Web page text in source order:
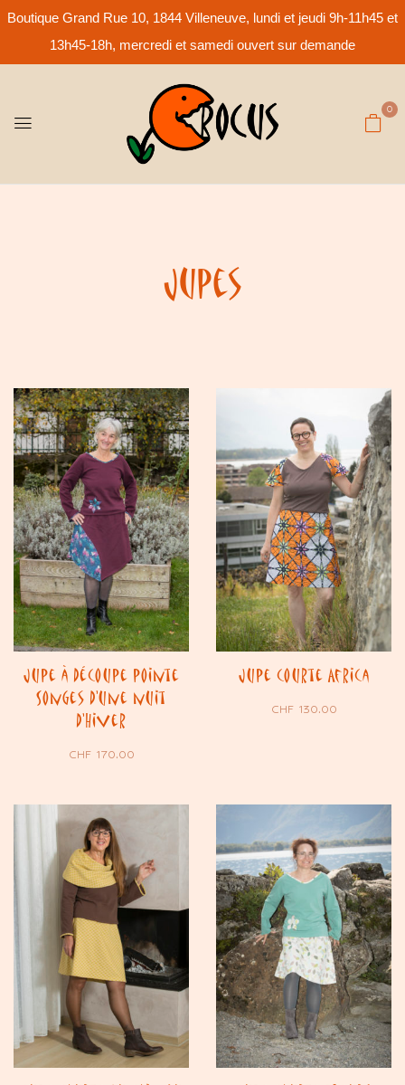
Boutique Grand Rue 10, 1844 Villeneuve, lundi et jeudi 9h-11h45 et
13h45-18h, mercredi et samedi ouvert sur demande
0
Jupes
Jupe à découpe pointe
Songes d’une nuit
d’Hiver
CHF170.00
Jupe courte Africa
CHF130.00